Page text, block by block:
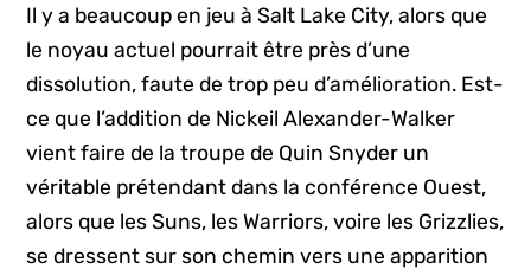
Il y a beaucoup en jeu à Salt Lake City, alors que
le noyau actuel pourrait être près d’une
dissolution, faute de trop peu d’amélioration. Est-
ce que l’addition de Nickeil Alexander-Walker
vient faire de la troupe de Quin Snyder un
véritable prétendant dans la conférence Ouest,
alors que les Suns, les Warriors, voire les Grizzlies,
se dressent sur son chemin vers une apparition